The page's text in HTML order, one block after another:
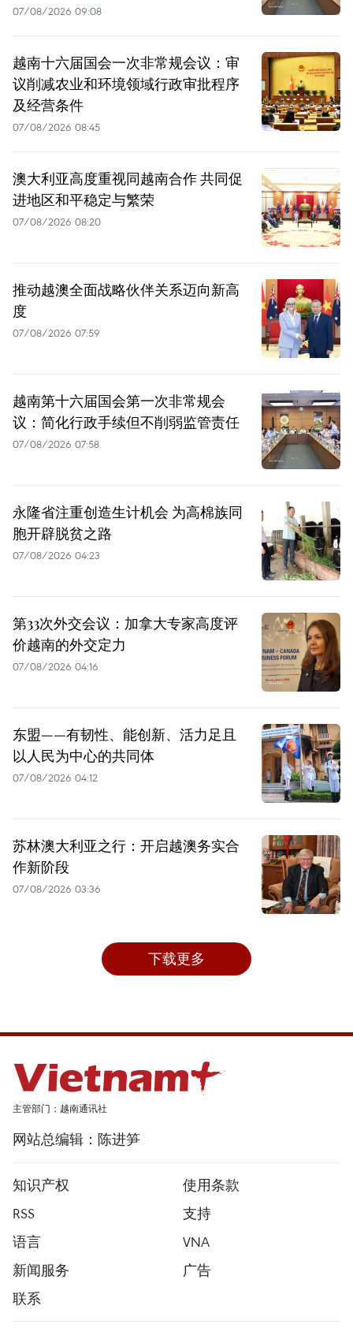
07/08/2026 09:08
越南十六届国会一次非常规会议：审
议削减农业和环境领域行政审批程序
及经营条件
07/08/2026 08:45
澳大利亚高度重视同越南合作 共同促
进地区和平稳定与繁荣
07/08/2026 08:20
推动越澳全面战略伙伴关系迈向新高
度
07/08/2026 07:59
越南第十六届国会第一次非常规会
议：简化行政手续但不削弱监管责任
07/08/2026 07:58
永隆省注重创造生计机会 为高棉族同
胞开辟脱贫之路
07/08/2026 04:23
第33次外交会议：加拿大专家高度评
价越南的外交定力
07/08/2026 04:16
东盟——有韧性、能创新、活力足且
以人民为中心的共同体
07/08/2026 04:12
苏林澳大利亚之行：开启越澳务实合
作新阶段
07/08/2026 03:36
下载更多
主管部门：越南通讯社
网站总编辑：陈进笋
知识产权
使用条款
RSS
支持
语言
VNA
新闻服务
广告
联系